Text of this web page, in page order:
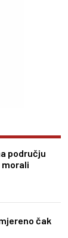
području
morali
čak